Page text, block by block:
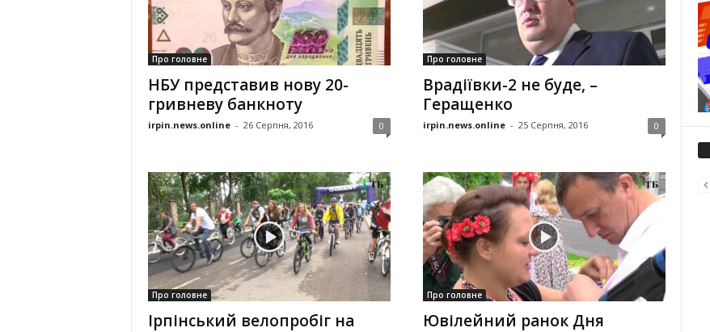
Про головне
НБУ представив нову 20-
гривневу банкноту
irpin.news.online - 26 Серпня, 2016 0
Про головне
Врадіївки-2 не буде, –
Геращенко
irpin.news.online - 25 Серпня, 2016 0
Про головне
Ірпінський велопробіг на
Про головне
Ювілейний ранок Дня